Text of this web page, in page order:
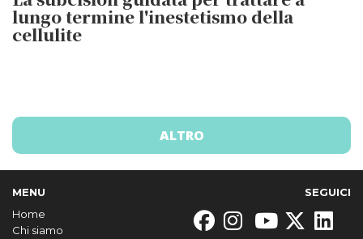
lungo termine l'inestetismo della
cellulite
ALTRO
MENU
Home
Chi siamo
SEGUICI